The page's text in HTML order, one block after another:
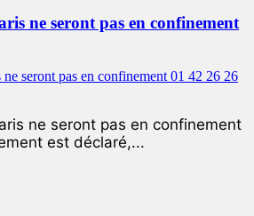
ne seront pas en confinement
ne seront pas en confinement
est déclaré,...